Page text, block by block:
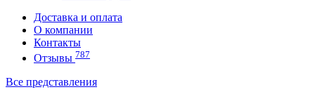
Доставка и оплата
О компании
Контакты
Отзывы 787
Все представления